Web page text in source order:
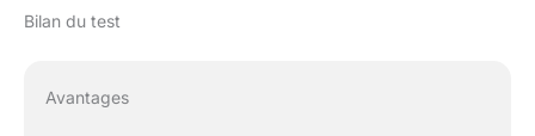
Bilan du test
Avantages